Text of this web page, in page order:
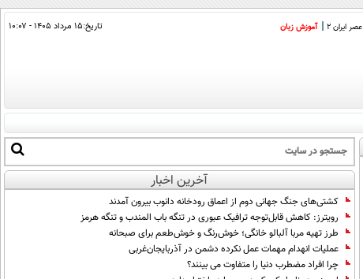
عصر ایران 2 آموزش زبان تاریخ:۱۵ مرداد ۱۴۰۵ - ۱۰:۰۷
آخرین اخبار
کشتی‌های جنگ جهانی دوم از اعماق رودخانه دانوب بیرون آمدند
رویترز: کاهش قابل‌توجه ترافیک عبوری در تنگه باب المندب و تنگه هرمز
طرز تهیه مربا آلبالو خانگی؛ خوش‌رنگ و خوش‌طعم برای صبحانه
عملیات انهدام مهمات عمل نکرده دشمن در آذربایجان‌غربی
چرا افراد مضطرب دنیا را متفاوت می بینند؟